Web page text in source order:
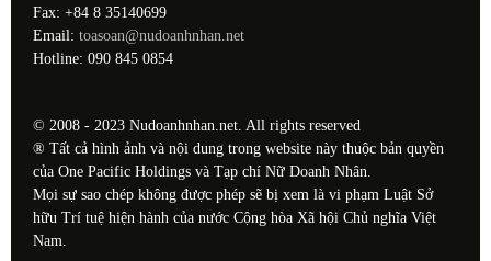
Fax: +84 8 35140699
Email: toasoan@nudoanhnhan.net
Hotline: 090 845 0854
© 2008 - 2023 Nudoanhnhan.net. All rights reserved
® Tất cả hình ảnh và nội dung trong website này thuộc bản quyền
của One Pacific Holdings và Tạp chí Nữ Doanh Nhân.
Mọi sự sao chép không được phép sẽ bị xem là vi phạm Luật Sở
hữu Trí tuệ hiện hành của nước Cộng hòa Xã hội Chủ nghĩa Việt
Nam.